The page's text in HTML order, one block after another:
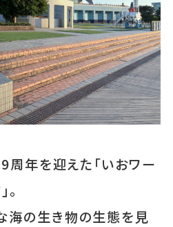
年を迎えた「いおワー
海の生き物の生態を見